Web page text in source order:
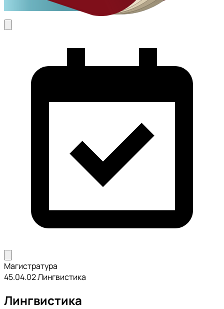
Магистратура
45.04.02 Лингвистика
Лингвистика